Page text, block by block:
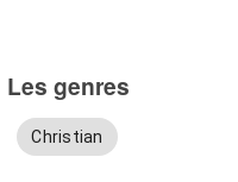
Les genres
Christian